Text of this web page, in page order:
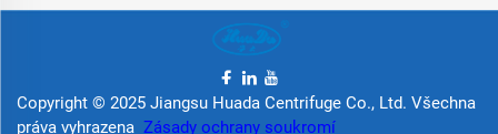
Copyright © 2025 Jiangsu Huada Centrifuge Co., Ltd. Všechna
práva vyhrazena Zásady ochrany soukromí